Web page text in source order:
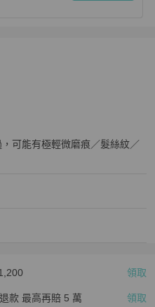
可能有極輕微磨痕／髮絲紋／
領取
款 最高再賠 5 萬 領取